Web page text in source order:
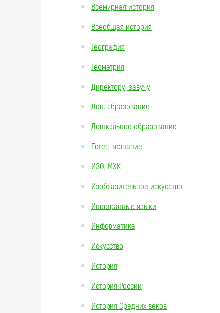
Всемирная история
Всеобщая история
География
Геометрия
Директору, завучу
Доп. образование
Дошкольное образование
Естествознание
ИЗО, МХК
Изобразительное искусство
Иностранные языки
Информатика
Искусство
История
История России
История Средних веков